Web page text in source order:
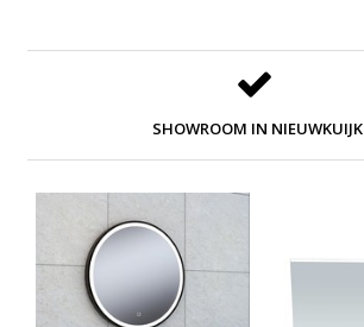
SHOWROOM IN NIEUWKUIJK